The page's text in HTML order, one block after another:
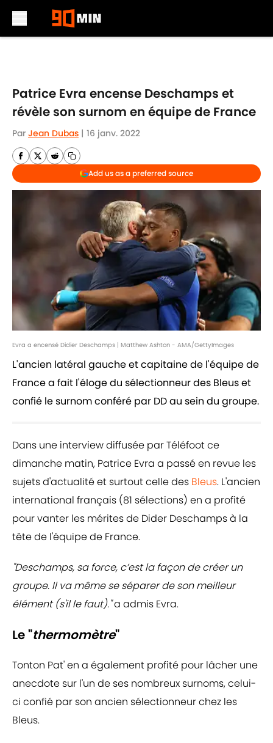
Patrice Evra encense Deschamps et
révèle son surnom en équipe de France
Par Jean Dubas | 16 janv. 2022
Add us as a preferred source
Evra a encensé Didier Deschamps | Matthew Ashton - AMA/GettyImages
L'ancien latéral gauche et capitaine de l'équipe de
France a fait l'éloge du sélectionneur des Bleus et
confié le surnom conféré par DD au sein du groupe.
Dans une interview diffusée par Téléfoot ce
dimanche matin, Patrice Evra a passé en revue les
sujets d'actualité et surtout celle des Bleus. L'ancien
international français (81 sélections) en a profité
pour vanter les mérites de Dider Deschamps à la
tête de l'équipe de France.
"Deschamps, sa force, c’est la façon de créer un
groupe. Il va même se séparer de son meilleur
élément (s'il le faut)."a admis Evra.
Le "thermomètre"
Tonton Pat' en a également profité pour lâcher une
anecdote sur l'un de ses nombreux surnoms, celui-
ci confié par son ancien sélectionneur chez les
Bleus.